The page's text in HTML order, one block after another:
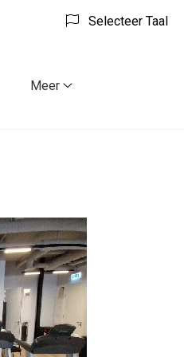
Selecteer Taal
Meer